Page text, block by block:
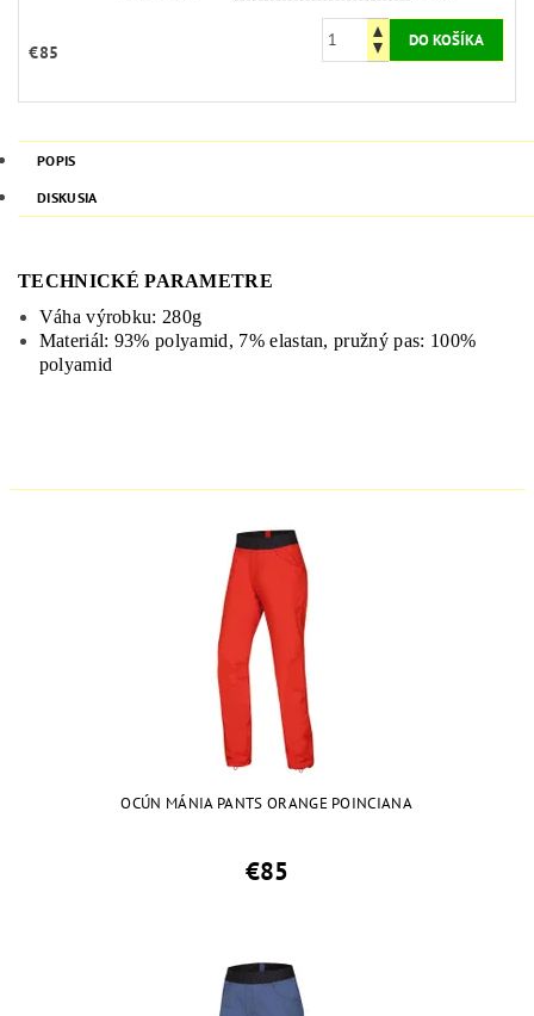
€85
POPIS
DISKUSIA
TECHNICKÉ PARAMETRE
Váha výrobku: 280g
Materiál: 93% polyamid, 7% elastan, pružný pas: 100%
polyamid
OCÚN MÁNIA PANTS ORANGE POINCIANA
€85